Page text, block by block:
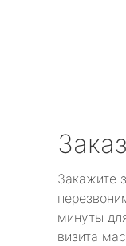
Закажите
минуты
визита